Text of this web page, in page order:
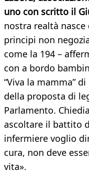
uno con scritto il
nostra realtà nasce
principi non
come la 194 –
con a bordo
“Viva la mamma”
della proposta di
Parlamento.
ascoltare il battito
infermiere voglio
cura, non deve
vita».